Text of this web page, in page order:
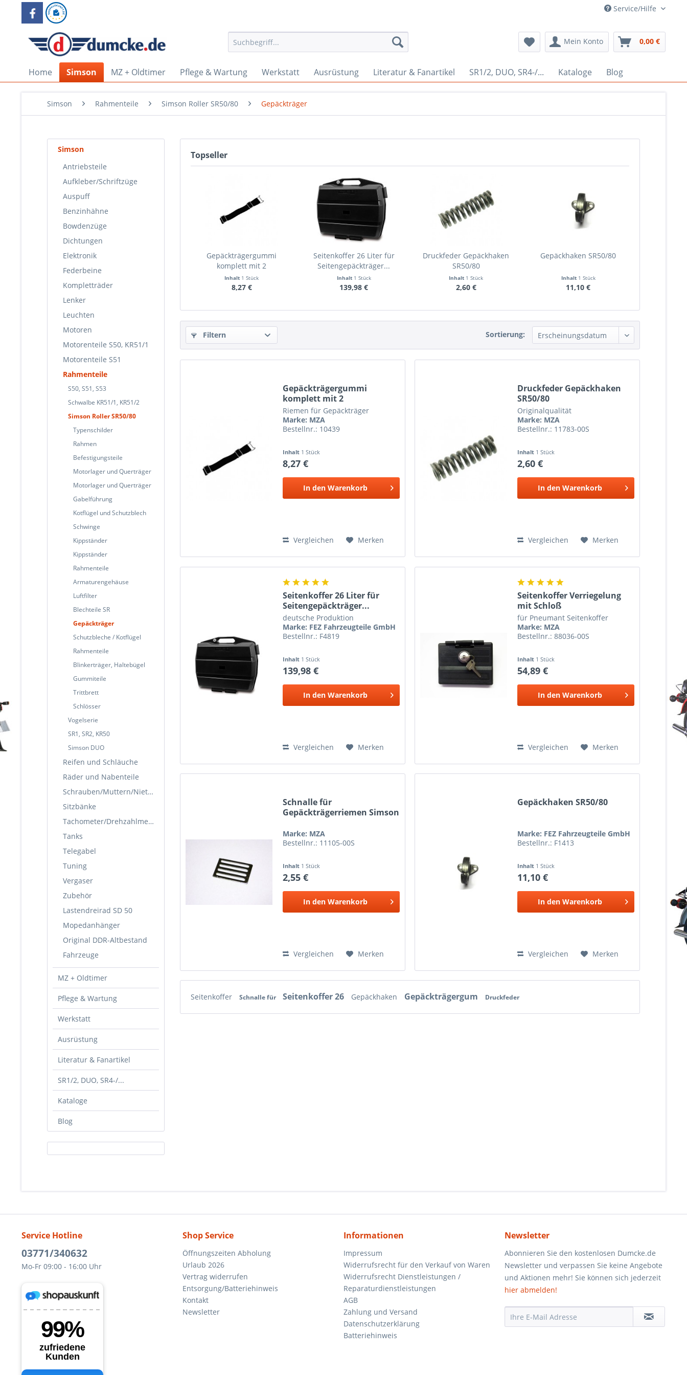
Service/Hilfe
Mein Konto 0,00 €
Home Simson MZ + Oldtimer Pflege & Wartung Werkstatt Ausrüstung Literatur & Fanartikel SR1/2, DUO, SR4-/... Kataloge Blog
Simson Rahmenteile Simson Roller SR50/80 Gepäckträger
Simson
Antriebsteile
Aufkleber/Schriftzüge
Auspuff
Benzinhähne
Bowdenzüge
Dichtungen
Elektronik
Federbeine
Kompletträder
Lenker
Leuchten
Motoren
Motorenteile S50, KR51/1
Motorenteile S51
Rahmenteile
S50, S51, S53
Schwalbe KR51/1, KR51/2
Simson Roller SR50/80
Typenschilder
Rahmen
Befestigungsteile
Motorlager und Querträger
Motorlager und Querträger
Gabelführung
Kotflügel und Schutzblech
Schwinge
Kippständer
Kippständer
Rahmenteile
Armaturengehäuse
Luftfilter
Blechteile SR
Gepäckträger
Schutzbleche / Kotflügel
Rahmenteile
Blinkerträger, Haltebügel
Gummiteile
Trittbrett
Schlösser
Vogelserie
SR1, SR2, KR50
Simson DUO
Reifen und Schläuche
Räder und Nabenteile
Schrauben/Muttern/Nieten
Sitzbänke
Tachometer/Drehzahlmesser
Tanks
Telegabel
Tuning
Vergaser
Zubehör
Lastendreirad SD 50
Mopedanhänger
Original DDR-Altbestand
Fahrzeuge
MZ + Oldtimer
Pflege & Wartung
Werkstatt
Ausrüstung
Literatur & Fanartikel
SR1/2, DUO, SR4-/...
Kataloge
Blog
Topseller
Gepäckträgergummi
komplett mit 2
Klemmschlaufen
Inhalt 1 Stück
8,27 €
Seitenkoffer 26 Liter für
Seitengepäckträger...
Inhalt 1 Stück
139,98 €
Druckfeder Gepäckhaken
SR50/80
Inhalt 1 Stück
2,60 €
Gepäckhaken SR50/80
Inhalt 1 Stück
11,10 €
Filtern Sortierung:
Gepäckträgergummi
komplett mit 2
Klemmschlaufen
Riemen für Gepäckträger
Marke: MZA
Bestellnr.: 10439
Inhalt 1 Stück
8,27 €
In den Warenkorb
Vergleichen Merken
Druckfeder Gepäckhaken
SR50/80
Originalqualität
Marke: MZA
Bestellnr.: 11783-00S
Inhalt 1 Stück
2,60 €
In den Warenkorb
Vergleichen Merken
Seitenkoffer 26 Liter für
Seitengepäckträger...
deutsche Produktion
Marke: FEZ Fahrzeugteile GmbH
Bestellnr.: F4819
Inhalt 1 Stück
139,98 €
In den Warenkorb
Vergleichen Merken
Seitenkoffer Verriegelung
mit Schloß
für Pneumant Seitenkoffer
Marke: MZA
Bestellnr.: 88036-00S
Inhalt 1 Stück
54,89 €
In den Warenkorb
Vergleichen Merken
Schnalle für
Gepäckträgerriemen Simson
Marke: MZA
Bestellnr.: 11105-00S
Inhalt 1 Stück
2,55 €
In den Warenkorb
Vergleichen Merken
Gepäckhaken SR50/80
Marke: FEZ Fahrzeugteile GmbH
Bestellnr.: F1413
Inhalt 1 Stück
11,10 €
In den Warenkorb
Vergleichen Merken
Seitenkoffer Schnalle für Seitenkoffer 26 Gepäckhaken Gepäckträgergum Druckfeder
Service Hotline
03771/340632
Mo-Fr 09:00 - 16:00 Uhr
Shop Service
Öffnungszeiten Abholung
Urlaub 2026
Vertrag widerrufen
Entsorgung/Batteriehinweis
Kontakt
Newsletter
Informationen
Impressum
Widerrufsrecht für den Verkauf von Waren
Widerrufsrecht Dienstleistungen /
Reparaturdienstleistungen
AGB
Zahlung und Versand
Datenschutzerklärung
Batteriehinweis
Newsletter
Abonnieren Sie den kostenlosen Dumcke.de
Newsletter und verpassen Sie keine Angebote
und Aktionen mehr! Sie können sich jederzeit
hier abmelden!